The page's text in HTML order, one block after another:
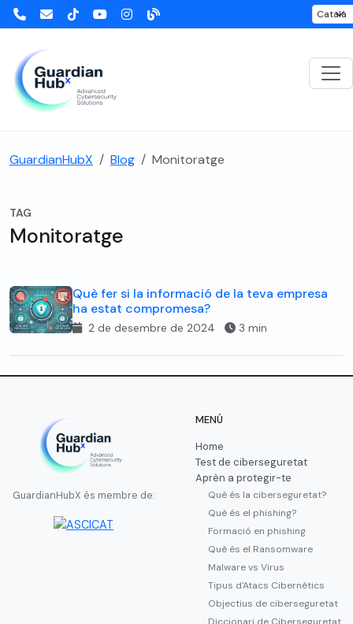
GuardianHubX Blog Monitoratge
TAG
Monitoratge
Què fer si la informació de la teva empresa
ha estat compromesa?
2 de desembre de 2024 3 min
GuardianHubX és membre de:
MENÚ
Home
Test de ciberseguretat
Aprèn a protegir-te
Què és la ciberseguretat?
Què és el phishing?
Formació en phishing
Què és el Ransomware
Malware vs Virus
Tipus d'Atacs Cibernètics
Objectius de ciberseguretat